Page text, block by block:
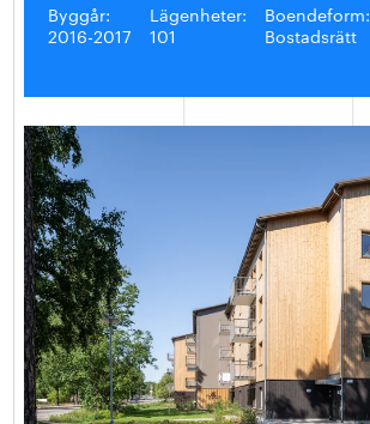
Byggår:
2016-2017
Lägenheter:
101
Boendeform:
Bostadsrätt